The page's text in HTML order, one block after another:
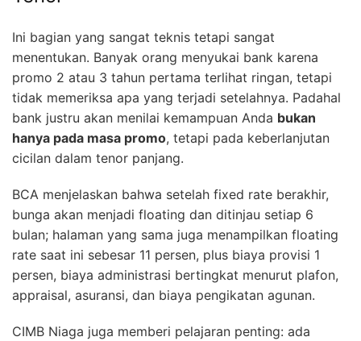
Ini bagian yang sangat teknis tetapi sangat
menentukan. Banyak orang menyukai bank karena
promo 2 atau 3 tahun pertama terlihat ringan, tetapi
tidak memeriksa apa yang terjadi setelahnya. Padahal
bank justru akan menilai kemampuan Anda bukan
hanya pada masa promo, tetapi pada keberlanjutan
cicilan dalam tenor panjang.
BCA menjelaskan bahwa setelah fixed rate berakhir,
bunga akan menjadi floating dan ditinjau setiap 6
bulan; halaman yang sama juga menampilkan floating
rate saat ini sebesar 11 persen, plus biaya provisi 1
persen, biaya administrasi bertingkat menurut plafon,
appraisal, asuransi, dan biaya pengikatan agunan.
CIMB Niaga juga memberi pelajaran penting: ada